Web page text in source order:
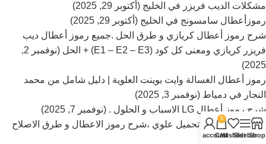
مشكلات الديب فريزر في الخليج (أكتوبر 29, 2025)
رموزأعطال سامسونج في الخليج (أكتوبر 29, 2025)
شرح رموز أعطال كريازي و طرق الحل .جميع رموز أعطال ديب
فريزر كريازي ومعنى كل كود (E1 – E2 – E3) + الحل (نوفمبر 2,
2025)
رموز أعطال الغسالة وايت بوينت العلوية | دليل شامل من محمد
النجار في دمياط (نوفمبر 3, 2025)
شرح رموز أعطال LG الاسباب و الحلول . (نوفمبر 7, 2025)
غسالة سامسونج تحميل علوي ،شرح رموز الاعطال و طرق الاصلاح
(نوفمبر 7, 2025)
Shop
Sidebar
Wishlist
0
Cart
My account